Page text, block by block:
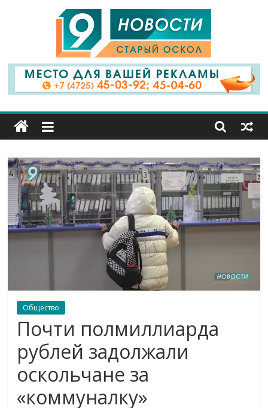
9
Канал
Старый
Оскол
Общество
Почти полмиллиарда
рублей задолжали
оскольчане за
«коммуналку»